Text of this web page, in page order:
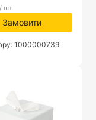
шт
Замовити
1000000739